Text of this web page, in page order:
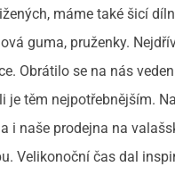
máme také šicí
guma, pruženky.
Obrátilo se na nás
těm nejpotřebnějším.
i naše prodejna na
Velikonoční čas dal